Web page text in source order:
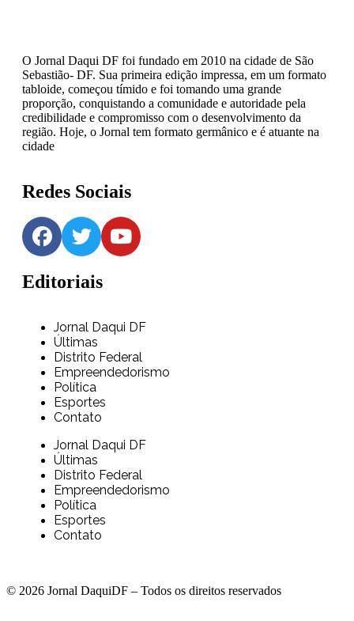
O Jornal Daqui DF foi fundado em 2010 na cidade de São
Sebastião- DF. Sua primeira edição impressa, em um formato
tabloide, começou tímido e foi tomando uma grande
proporção, conquistando a comunidade e autoridade pela
credibilidade e compromisso com o desenvolvimento da
região. Hoje, o Jornal tem formato germânico e é atuante na
cidade
Redes Sociais
Editoriais
Jornal Daqui DF
Últimas
Distrito Federal
Empreendedorismo
Política
Esportes
Contato
Jornal Daqui DF
Últimas
Distrito Federal
Empreendedorismo
Política
Esportes
Contato
© 2026 Jornal DaquiDF – Todos os direitos reservados